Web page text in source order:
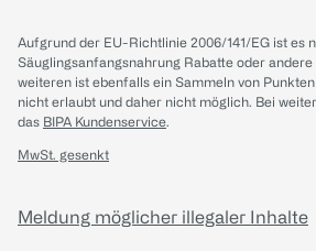
Aufgrund der EU-Richtlinie 2006/141/EG ist es
Säuglingsanfangsnahrung Rabatte oder
weiteren ist ebenfalls ein Sammeln von
nicht erlaubt und daher nicht möglich. Bei
das BIPA Kundenservice.
MwSt. gesenkt
Meldung möglicher illegaler Inhalte